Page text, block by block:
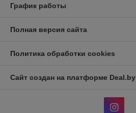
График работы
Полная версия сайта
Политика обработки cookies
Сайт создан на платформе Deal.by